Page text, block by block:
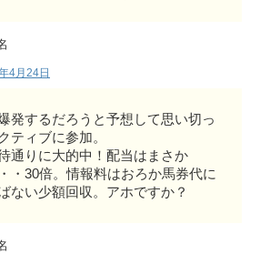
4月24日
発するだろうと予想して思い切っ
ティブに参加。
通りに大的中！配当はまさか
・30倍。情報料はおろか馬券代に
ない少額回収。アホですか？